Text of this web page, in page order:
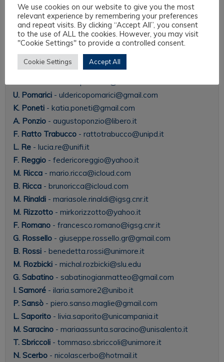
A. Parrilli - anna.parrilli@univr.it
L. Petrelli - lilian.petrelli@unisalento.it
S. Petrilli- susan.petrilli@gmail.com
A. Philippopoulos-Mihalopoulos -
andreaspm@westminster.ac.uk
M. Piccinno- martinapiccinno01@gmail.com
U. Pomarici - uldericopomarici@gmail.com
K. Poneti - katia.poneti@gmail.com
A. Ponzio - augustoponzio@libero.it
F. Ratto Trabucco - rattotrabucco@unipd.it
L. Re - lucia.re@unifi.it
F. Reggio - federicoreggio@yahoo.it
M. Ricca - mario.ricca@icloud.com
B. Ricca - brunoricca@icloud.com
M. Rinaldi - mariasole.rinaldi@igsg.cnr.it
M. Rizzotto - mirkorizzotto@yahoo.it
F. Romano - francesco.romano@igsg.cnr.it
G. Rossello - giuseppe.rossello.gr@gmail.com
B. Rossi - benedetta.rossi@unimore.it
M. Rozbicki - michal.rozbicki@slu.edu
G. Sabatino - sabatinogianmatteo@gmail.com
I. Samoré - ilaria.samore2@unibo.it
P. Sansò - piero.sanso.maglie@gmail.com
L. Saporito - livia.saporito@unicampania.it
M. Saracino - mariaassunta.saracino@unisalento.it
T. Sbriccoli - tommaso.sbriccoli@unimore.it
N. Scerbo - nicolascerbo@hotmail.it
We use cookies on our website to give you the most
relevant experience by remembering your preferences
and repeat visits. By clicking “Accept All”, you consent
to the use of ALL the cookies. However, you may visit
"Cookie Settings" to provide a controlled consent.
Cookie Settings Accept All